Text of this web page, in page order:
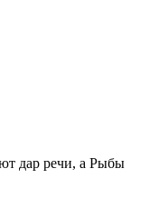
дар речи, а Рыбы